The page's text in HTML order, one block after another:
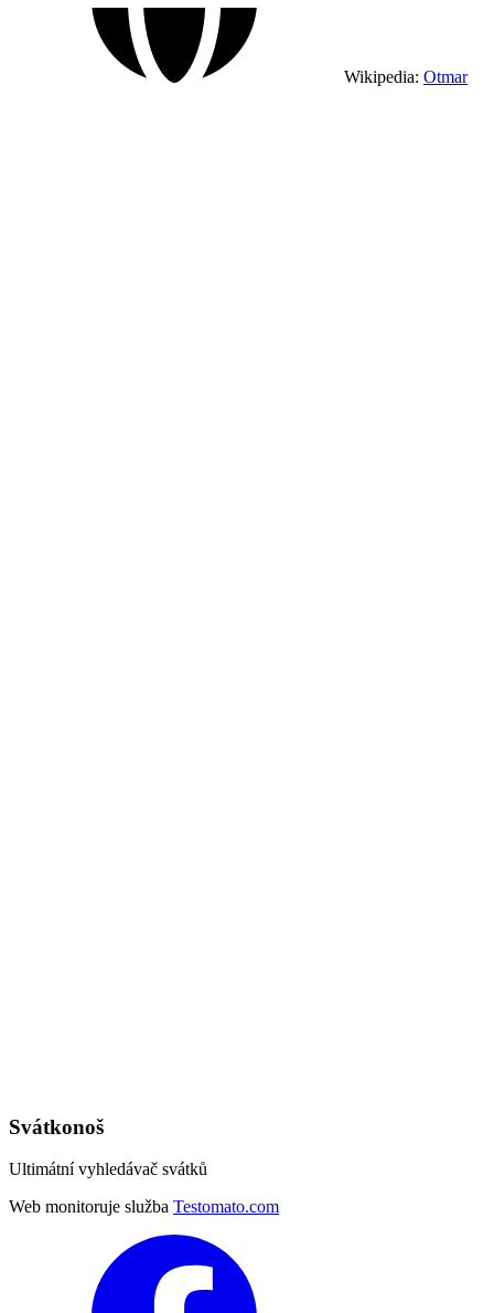
Wikipedia: Otmar
Svátkonoš
Ultimátní vyhledávač svátků
Web monitoruje služba Testomato.com